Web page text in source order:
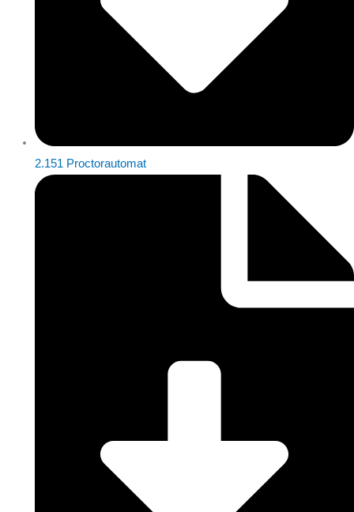
2.151 Proctorautomat